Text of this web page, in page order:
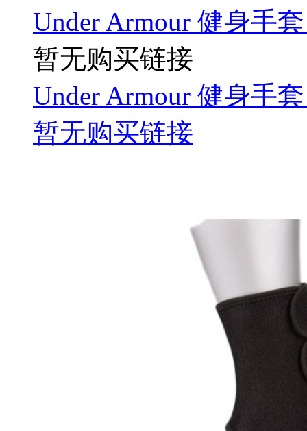
Under Armour 健身手
暂无购买链接
Under Armour 健身手
暂无购买链接